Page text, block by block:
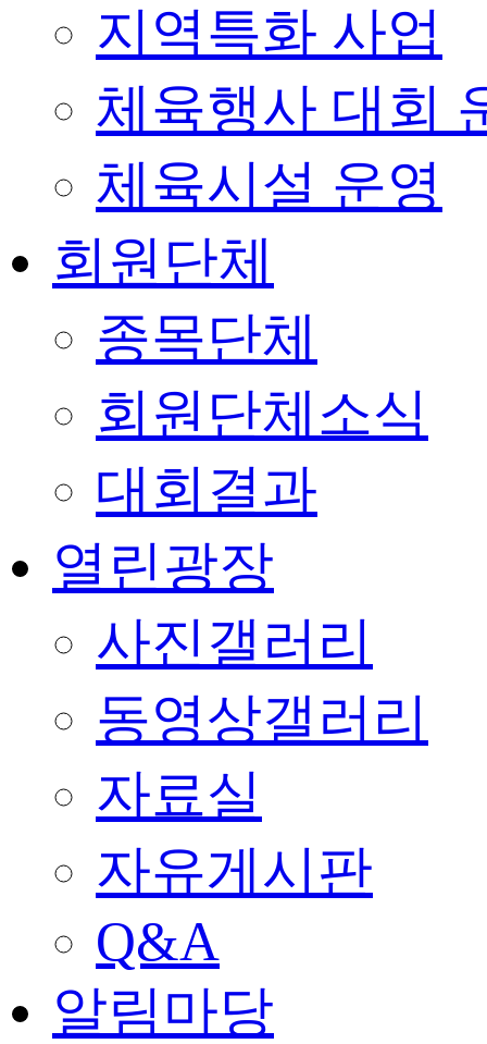
지역특화 사업
체육행사 대회
체육시설 운영
회원단체
종목단체
회원단체소식
대회결과
열린광장
사진갤러리
동영상갤러리
자료실
자유게시판
Q&A
알림마당